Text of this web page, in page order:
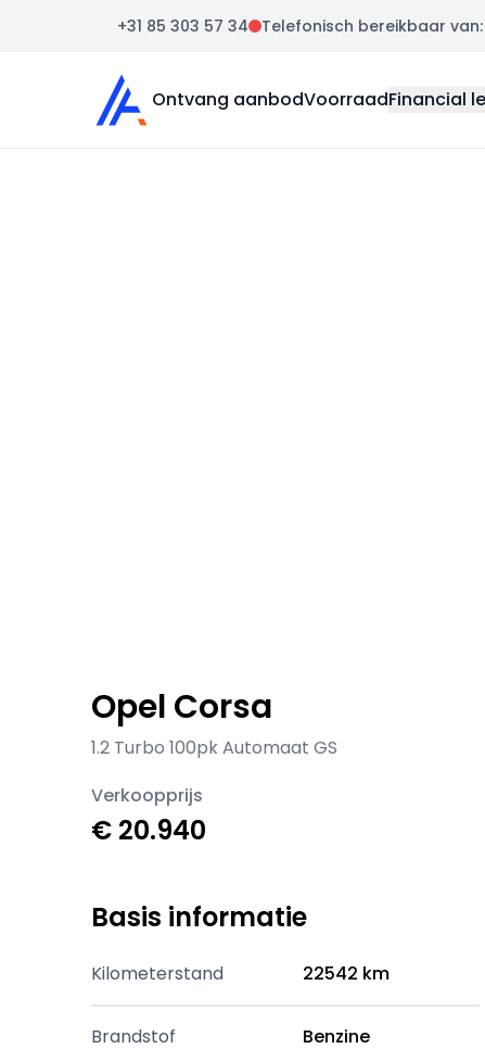
+31 85 303 57 34 Telefonisch bereikbaar
Auto Atlas
Ontvang aanbodVoorraadFinancial
Opel Corsa
1.2 Turbo 100pk Automaat GS
Verkoopprijs
€ 20.940
Basis informatie
Kilometerstand 22542 km
Brandstof Benzine